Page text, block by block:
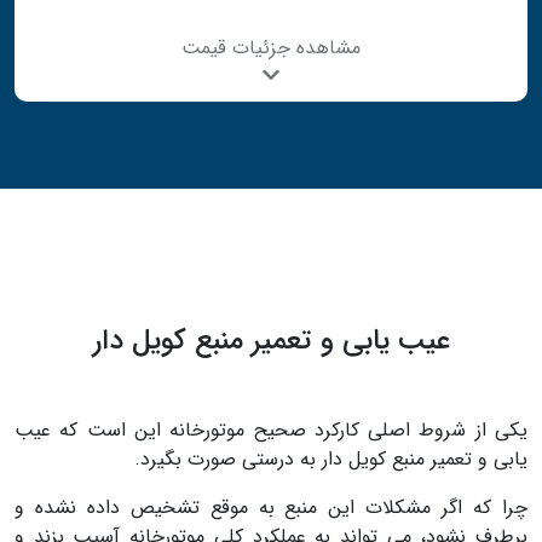
مشاهده جزئیات قیمت
عیب یابی و تعمیر منبع کویل دار
یکی از شروط اصلی کارکرد صحیح موتورخانه این است که عیب
یابی و تعمیر منبع کویل دار به درستی صورت بگیرد.
چرا که اگر مشکلات این منبع به موقع تشخیص داده نشده و